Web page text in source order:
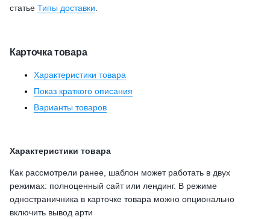
статье Типы доставки
Карточка товара
Характеристики товара
Показ краткого описания
Варианты товаров
Характеристики товара
Как рассмотрели ранее, шаблон может работать в двух
режимах: полноценный сайт или лендинг. В режиме
одностраничника в карточке товара можно опционально
включить вывод арти